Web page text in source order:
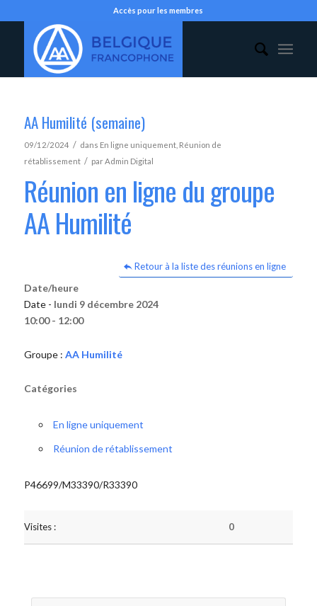
Accès pour les membres
AA Humilité (semaine)
09/12/2024 / dans En ligne uniquement, Réunion de
rétablissement / parAdmin Digital
Réunion en ligne du groupe
AA Humilité
Retour à la liste des réunions en ligne
Date/heure
Date - lundi 9 décembre 2024
10:00 - 12:00
Groupe : AA Humilité
Catégories
En ligne uniquement
Réunion de rétablissement
P46699/M33390/R33390
Visites : 0